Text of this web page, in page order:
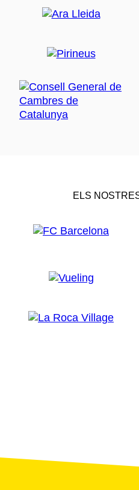
ELS